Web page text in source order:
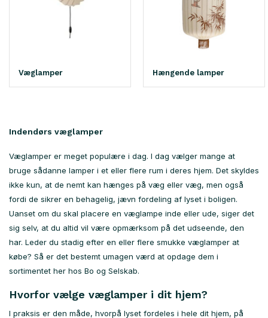
Væglamper Hængende lamper
Indendørs væglamper
Væglamper er meget populære i dag. I dag vælger mange at
bruge sådanne lamper i et eller flere rum i deres hjem. Det skyldes
ikke kun, at de nemt kan hænges på væg eller væg, men også
fordi de sikrer en behagelig, jævn fordeling af lyset i boligen.
Uanset om du skal placere en væglampe inde eller ude, siger det
sig selv, at du altid vil være opmærksom på det udseende, den
har. Leder du stadig efter en eller flere smukke væglamper at
købe? Så er det bestemt umagen værd at opdage dem i
sortimentet her hos Bo og Selskab.
Hvorfor vælge væglamper i dit hjem?
I praksis er den måde, hvorpå lyset fordeles i hele dit hjem, på